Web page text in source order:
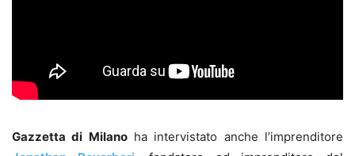
Gazzetta di Milanoha intervistato anche l’imprenditore